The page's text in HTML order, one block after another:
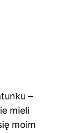
–
mieli
moim